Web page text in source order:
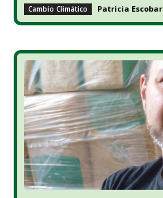
Cambio Climático Patricia Escobar